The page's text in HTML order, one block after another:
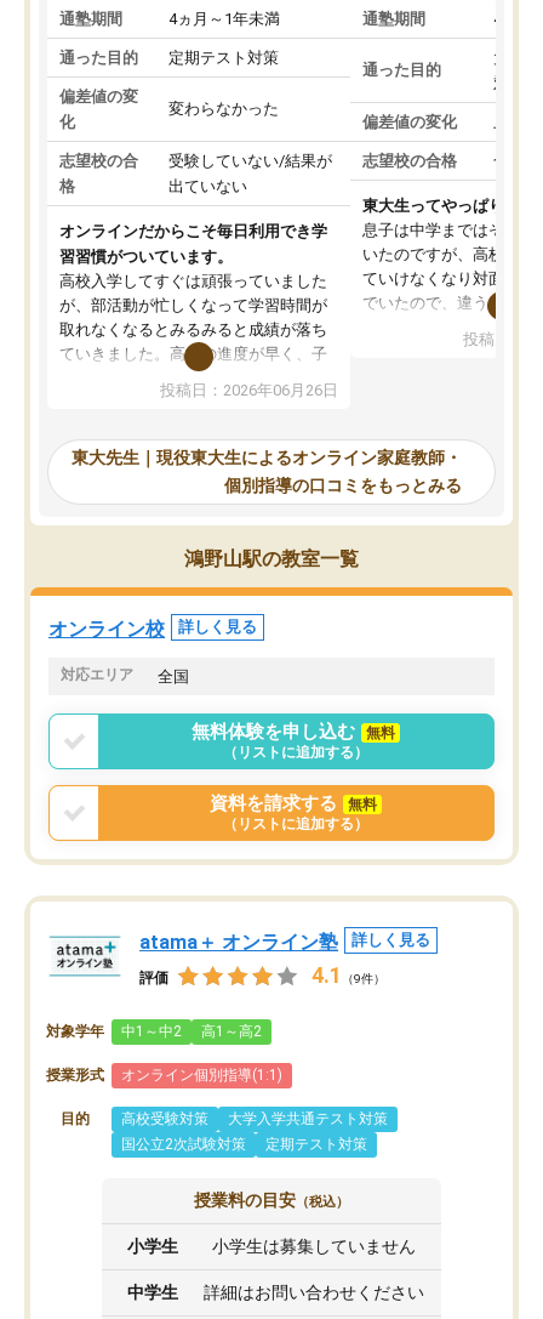
通塾期間 4ヵ月～1年未満
通った目的 定期テスト対策
偏差値の変
化
変わらなかった
志望校の合
格
受験していない/結果が
出ていない
オンラインだからこそ毎日利用でき学
習習慣がついています。
高校入学してすぐは頑張っていました
が、部活動が忙しくなって学習時間が
取れなくなるとみるみると成績が落ち
ていきました。高校の進度が早く、子
供も家に帰って勉強の話すると嫌な反
応を示します。東大先生にお願いして
れるので、親としても安心です。毎日
使える自習室とかもあり、わからない
ところがあれば先生が回答してくれる
のも重宝しています。
投稿日：2026年06月26日
通塾期間 4ヵ月
通った目的
大学
対策
偏差値の変化
志望校の合格 合格
東大生ってやっぱりすご
息子は中学まではそこそ
いたのですが、高校に入
ていけなくなり対面の塾
でいたので、違うアプロ
で、当初は模試でD判定
自習室が毎日使えていつ
るのが心強かったよう
謝です。
投稿日：
東大先生｜現役東大生によるオンライン家庭教師・
個別指導の口コミをもっとみる
鴻野山駅の教室一覧
オンライン校 詳しく見る
対応エリア 全国
無料体験を申し込む
無料
（リストに追加する）
資料を請求する
無料
（リストに追加する）
atama＋ オンライン塾 詳しく見る
評価 4.1 （9件）
対象学年 中1～中2 高1～高2
授業形式 オンライン個別指導(1:1)
目的 高校受験対策
大学入学共通テスト対策
国公立2次試験対策
定期テスト対策
授業料の目安 （税込）
小学生 小学生は募集していません
中学生 詳細はお問い合わせください